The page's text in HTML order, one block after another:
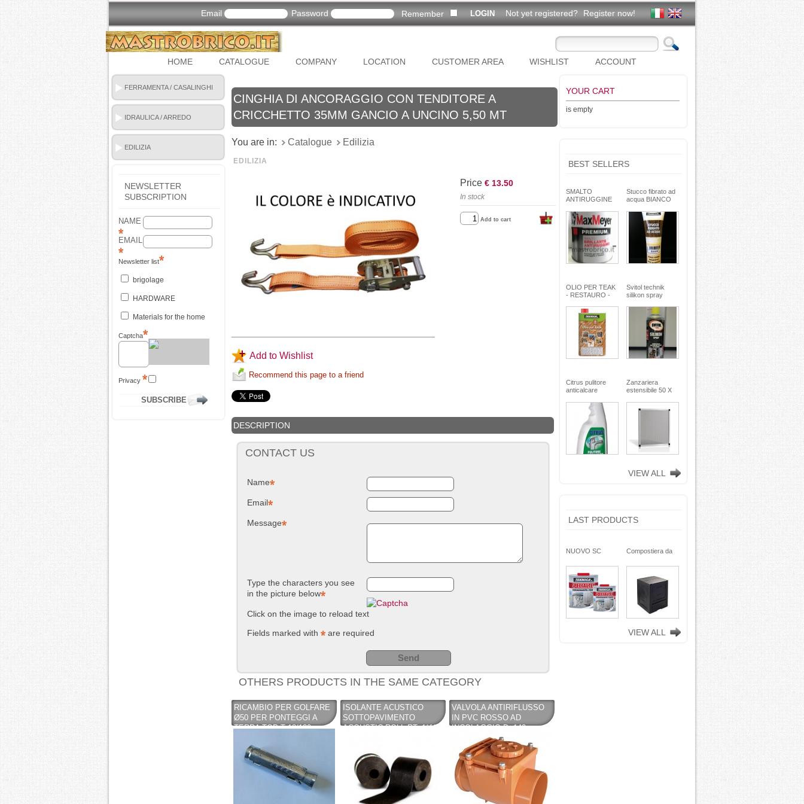
Email Password Remember Not yet registered? Register now!
HOME CATALOGUE COMPANY LOCATION CUSTOMER AREA WISHLIST ACCOUNT
FERRAMENTA / CASALINGHI
IDRAULICA / ARREDO
BAGNO
EDILIZIA
NEWSLETTER
SUBSCRIPTION
NAME
EMAIL
Newsletter list
brigolage
HARDWARE
Materials for the home
Captcha
Privacy
CINGHIA DI ANCORAGGIO CON TENDITORE A
CRICCHETTO 35MM GANCIO A UNCINO 5,50 MT
You are in: Catalogue Edilizia
EDILIZIA
Add to Wishlist
Recommend this page to a friend
Price € 13.50
In stock
Add to cart
DESCRIPTION
CONTACT US
Name
Email
Message
Type the characters you see
in the picture below
Click on the image to reload text
Fields marked with
are required
OTHERS PRODUCTS IN THE SAME CATEGORY
RICAMBIO PER GOLFARE
Ø50 PER PONTEGGI A
TERRA TOP T 18/130 -
ISOLANTE ACUSTICO
SOTTOPAVIMENTO
ACOUSTIC ROLL RT. 1*10
VALVOLA ANTIRIFLUSSO
IN PVC ROSSO AD
INCOLAGGIO D. 140
YOUR CART
is empty
BEST SELLERS
SMALTO
ANTIRUGGINE
gel - non cola -
Max Meyer
Stucco fibrato ad
acqua BIANCO
riempitivo non si
spacca -
TEKNICA
OLIO PER TEAK
- RESTAURO -
di oli pregiati -
MaxMeyer -
TEKNICA
Svitol technik
silikon spray
Citrus pulitore
anticalcare
con nebulizzatore
- faren industrie
chimiche spa
Zanzariera
estensibile 50 X
VIEW ALL
LAST PRODUCTS
giardino, in
NUOVO SC
sverniciatore
universale - tre
pini (COPY) -
TEKNICA
Compostiera da
plastica riciclata
260 Lt. nero
VIEW ALL